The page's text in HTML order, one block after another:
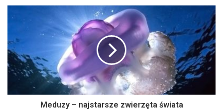
Meduzy – najstarsze zwierzęta świata